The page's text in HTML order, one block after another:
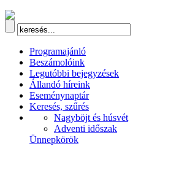
Programajánló
Beszámolóink
Legutóbbi bejegyzések
Állandó híreink
Eseménynaptár
Keresés, szűrés
Nagyböjt és húsvét
Adventi időszak
Ünnepkörök